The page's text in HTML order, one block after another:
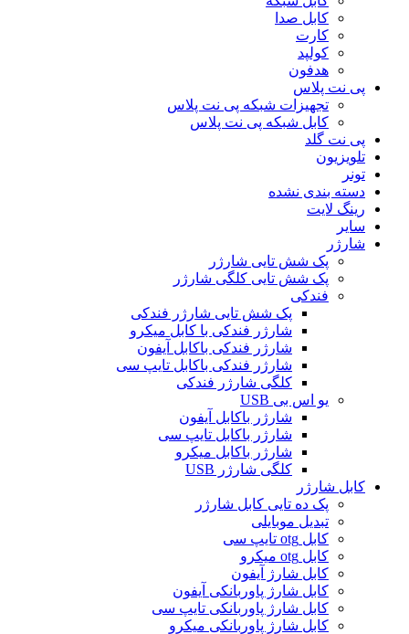
کابل صدا
کارت
کولپد
هدفون
پی نت پلاس
تجهیزات شبکه پی نت پلاس
کابل شبکه پی نت پلاس
پی نت گلد
تلویزیون
تونر
دسته بندی نشده
رینگ لایت
سایر
شارژر
پک شش تایی شارژر
پک شش تایی کلگی شارژر
فندکی
پک شش تایی شارژر فندکی
شارژر فندکی با کابل میکرو
شارژر فندکی باکابل آیفون
شارژر فندکی باکابل تایپ سی
کلگی شارژر فندکی
یو اس بی USB
شارژر باکابل آیفون
شارژر باکابل تایپ سی
شارژر باکابل میکرو
کلگی شارژر USB
کابل شارژر
پک ده تایی کابل شارژر
تبدیل موبایلی
کابل otg تایپ سی
کابل otg میکرو
کابل شارژ آیفون
کابل شارژ پاوربانکی آیفون
کابل شارژ پاوربانکی تایپ سی
کابل شارژ پاوربانکی میکرو